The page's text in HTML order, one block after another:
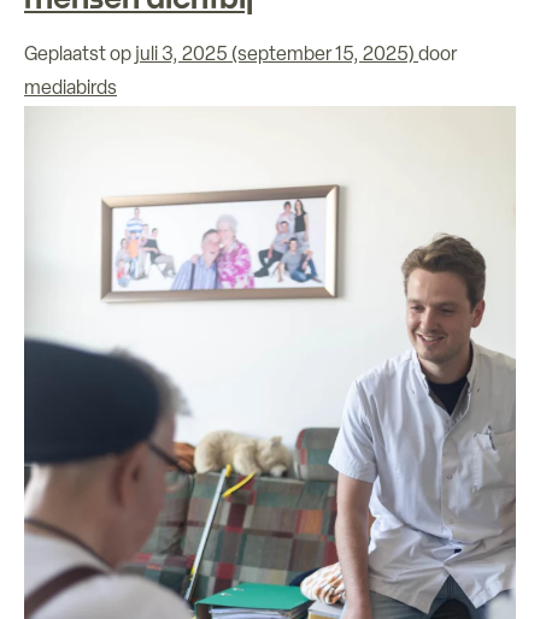
Geplaatst op juli 3, 2025 (september 15, 2025) door
mediabirds